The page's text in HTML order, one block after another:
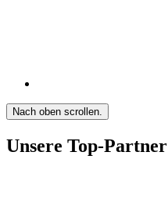
Nach oben scrollen.
Unsere Top-Partner